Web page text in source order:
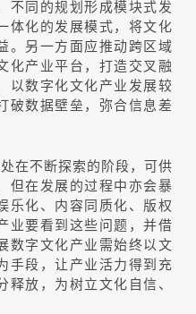
不同的规划形成模块式发
体化的发展模式，将文化
。另一方面应推动跨区域
化产业平台，打造交叉融
以数字化文化产业发展较
破数据壁垒，弥合信息差
在不断探索的阶段，可供
但在发展的过程中亦会暴
乐化、内容同质化、版权
业要看到这些问题，并借
数字文化产业需始终以文
手段，让产业活力得到充
放，为树立文化自信、